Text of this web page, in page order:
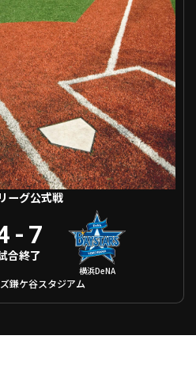
ーグ公式戦
- 7
合終了
横浜DeNA
鎌ケ谷スタジアム